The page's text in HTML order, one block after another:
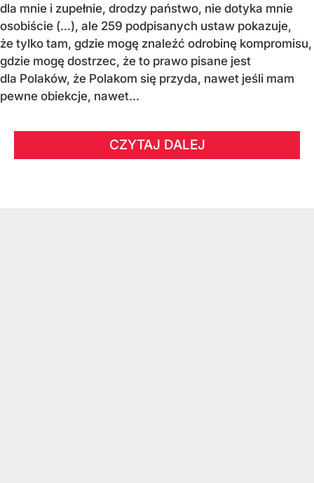
dla mnie i zupełnie, drodzy państwo, nie dotyka mnie
osobiście (…), ale 259 podpisanych ustaw pokazuje,
że tylko tam, gdzie mogę znaleźć odrobinę kompromisu,
gdzie mogę dostrzec, że to prawo pisane jest
dla Polaków, że Polakom się przyda, nawet jeśli mam
pewne obiekcje, nawet...
CZYTAJ DALEJ